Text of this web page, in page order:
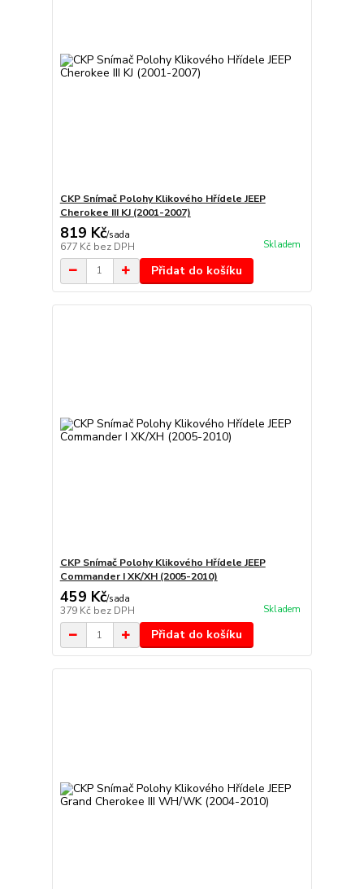
CKP Snímač Polohy Klikového Hřídele JEEP
Cherokee III KJ (2001-2007)
819 Kč/sada
677 Kč bez DPH Skladem
Přidat do košíku
CKP Snímač Polohy Klikového Hřídele JEEP
Commander I XK/XH (2005-2010)
459 Kč/sada
379 Kč bez DPH Skladem
Přidat do košíku